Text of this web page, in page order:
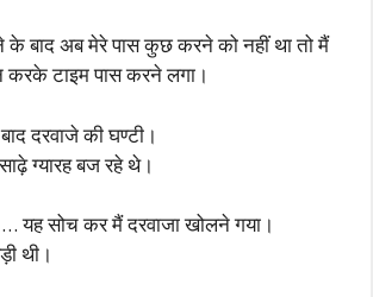
बाद अब मेरे पास कुछ करने को नहीं था तो मैं
टाइम पास करने लगा।
दरवाजे की घण्टी।
ग्यारह बज रहे थे।
यह सोच कर मैं दरवाजा खोलने गया।
थी।